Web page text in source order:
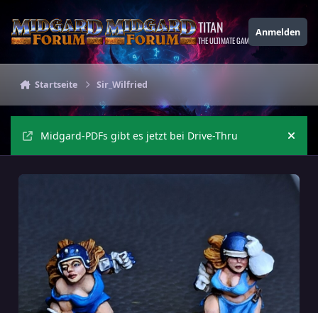
TITAN
THE ULTIMATE GAMING THEME
Anmelden
Startseite Sir_Wilfried
Midgard-PDFs gibt es jetzt bei Drive-Thru